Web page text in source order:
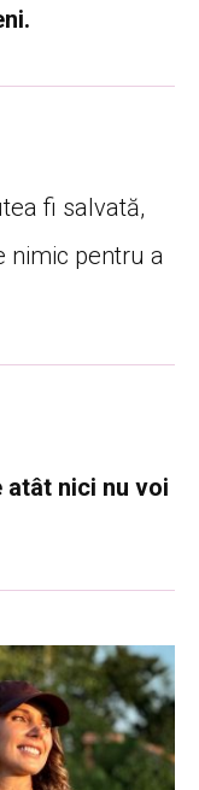
fi salvată,
nimic pentru a
atât nici nu voi